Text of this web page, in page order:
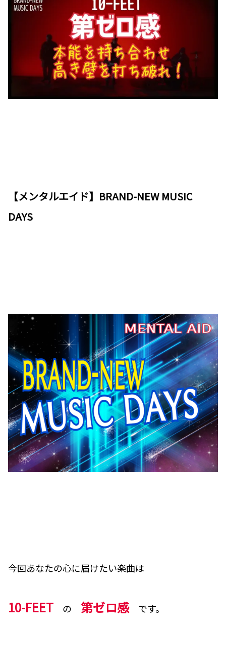
【メンタルエイド】BRAND-NEW MUSIC
DAYS
今回あなたの心に届けたい楽曲は
10-FEET の 第ゼロ感です。